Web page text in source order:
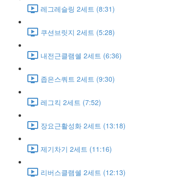
레그레슬링 2세트 (8:31)
쿠션브릿지 2세트 (5:28)
내전근클램쉘 2세트 (6:36)
좁은스쿼트 2세트 (9:30)
레그킥 2세트 (7:52)
장요근활성화 2세트 (13:18)
제기차기 2세트 (11:16)
리버스클램쉘 2세트 (12:13)